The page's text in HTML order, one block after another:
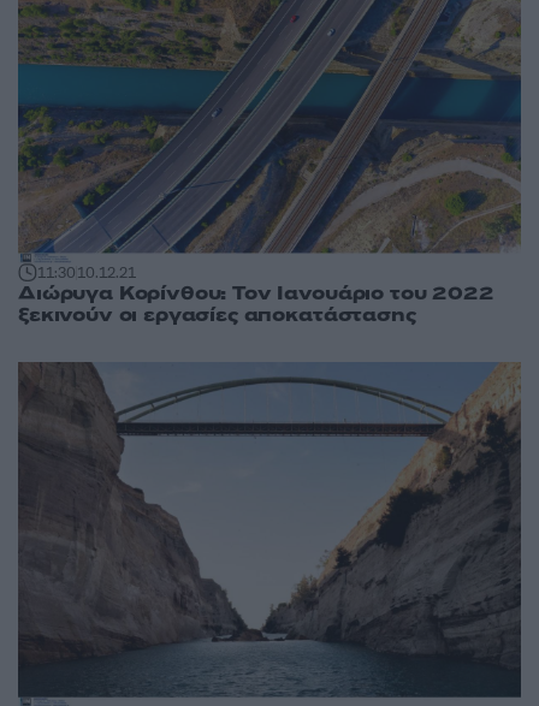
11:3010.12.21
Διώρυγα Κορίνθου: Τον Ιανουάριο του 2022
ξεκινούν οι εργασίες αποκατάστασης